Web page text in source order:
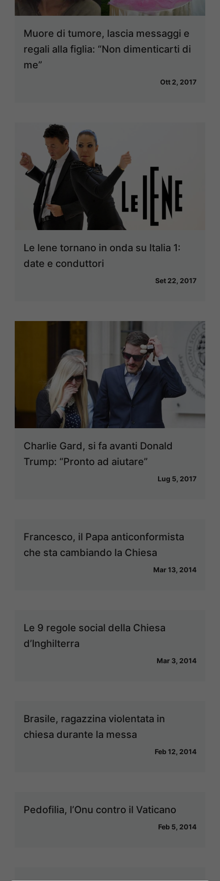
Muore di tumore, lascia messaggi e
regali alla figlia: “Non dimenticarti di
me”
Ott 2, 2017
Le Iene tornano in onda su Italia 1:
date e conduttori
Set 22, 2017
Charlie Gard, si fa avanti Donald
Trump: “Pronto ad aiutare”
Lug 5, 2017
Francesco, il Papa anticonformista
che sta cambiando la Chiesa
Mar 13, 2014
Le 9 regole social della Chiesa
d’Inghilterra
Mar 3, 2014
Brasile, ragazzina violentata in
chiesa durante la messa
Feb 12, 2014
Pedofilia, l’Onu contro il Vaticano
Feb 5, 2014